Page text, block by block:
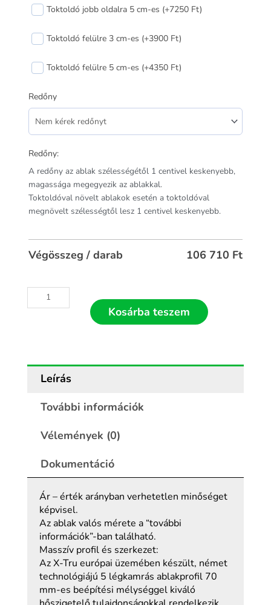
Toktoldó jobb oldalra 5 cm-es (+7250 Ft)
Toktoldó felülre 3 cm-es (+3900 Ft)
Toktoldó felülre 5 cm-es (+4350 Ft)
Redőny
Redőny:
A redőny az ablak szélességétől 1 centivel keskenyebb,
magassága megegyezik az ablakkal.
Toktoldóval növelt ablakok esetén a toktoldóval
megnövelt szélességtől lesz 1 centivel keskenyebb.
Végösszeg / darab 106 710 Ft
mennyiség
Kosárba teszem
Leírás
További információk
Vélemények (0)
Dokumentáció
Ár – érték arányban verhetetlen minőséget
képvisel.
Az ablak valós mérete a “további
információk”-ban található.
Masszív profil és szerkezet:
Az X-Tru európai üzemében készült, német
technológiájú 5 légkamrás ablakprofil 70
mm-es beépítési mélységgel kiváló